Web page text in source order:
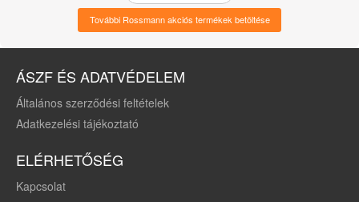
További Rossmann akciós termékek betöltése
ÁSZF ÉS ADATVÉDELEM
Általános szerződési feltételek
Adatkezelési tájékoztató
ELÉRHETŐSÉG
Kapcsolat